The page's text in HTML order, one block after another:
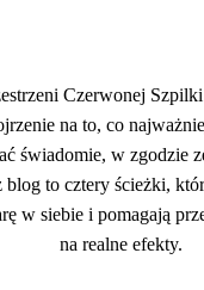
Czerwonej
na to, co
świadomie, w zgodzie
blog to cztery ścieżki,
w siebie i pomagają
na realne efekty.